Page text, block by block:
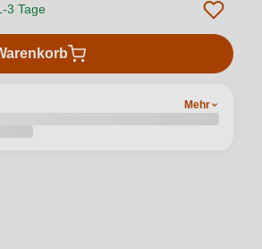
3 Tage
Mehr